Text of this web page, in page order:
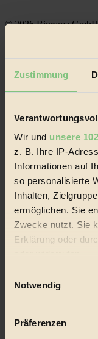
Zustimmung
Wir und unsere
z. B. Ihre IP-
Informationen auf
so personalisierte
Inhalten,
ermöglichen. Sie
Zwecke nutzt. Sie
Erklärung oder
Wenn Sie es
Ihr Gerät
Notwendig
Präferenzen
© 2026 Biorama GmbH
Datenschutz
Handels mit
alternativer Energien.
Social Media
22.601 Fans auf
Folge uns auf Instagram
Themen
Bio
#
Vegan